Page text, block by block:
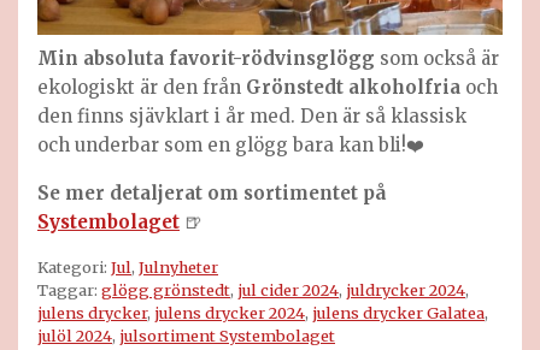
Min absoluta favorit-rödvinsglögg som också är
ekologiskt är den från Grönstedt alkoholfria och
den finns sjävklart i år med. Den är så klassisk
och underbar som en glögg bara kan bli!❤️
Se mer detaljerat om sortimentet på
Systembolaget 🍺
Kategori: Jul, Julnyheter
Taggar: glögg grönstedt, jul cider 2024, juldrycker 2024,
julens drycker, julens drycker 2024, julens drycker Galatea,
julöl 2024, julsortiment Systembolaget